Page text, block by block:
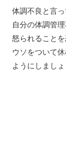
体調不良と言っ
自分の体調管
怒られることを
ウソをついて
ようにしましょ